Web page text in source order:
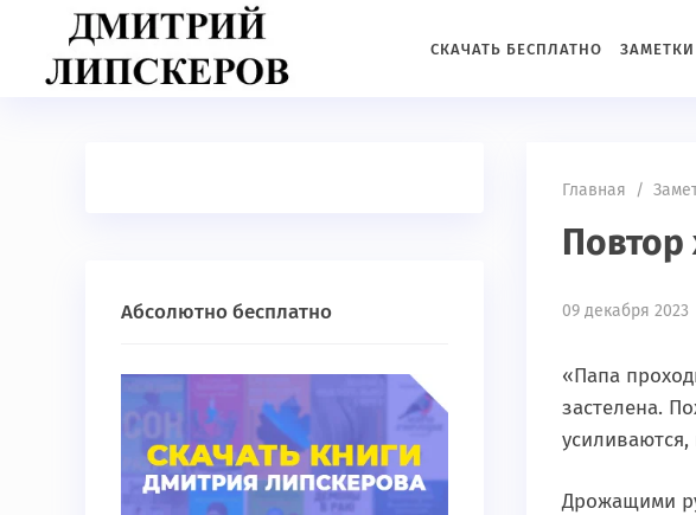
СКАЧАТЬ БЕСПЛАТНО ЗАМЕТКИ
Главная /
Повтор
09 декабря
«Папа
застелена.
Дрожащими
Абсолютно бесплатно